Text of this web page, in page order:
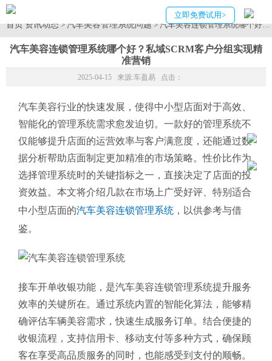
立即免费试用>
首页资讯动态>汽车美容管理系统问题 > 汽车美容连锁管理系统哪个好
汽车美容连锁管理系统哪个好？私域SCRM客户分组实现精
准营销
2025-04-15 来源:车盈易 点击：
汽车美容行业的快速发展，使得中小型店面对于高效、
智能化的管理系统需求愈发迫切。一款好的管理系统不
仅能够提升店面的运营效率与客户满意度，还能通过数
据分析帮助店面制定更加精准的市场策略。性价比作为
选择管理系统时的关键指标之一，直接决定了店面的投
资效益。本文将介绍几款在市场上广受好评、特别适合
中小型店面的汽车美容连锁管理系统 ，以供参考与借
鉴。
接车开单收银功能，是汽车美容连锁管理系统提升服务
效率的关键所在。通过系统内置的智能化算法，能够精
确评估车辆美容需求，快速生成服务订单。结合便捷的
收银流程，支持信用卡、移动支付等多种方式，确保顾
客在享受高品质服务的同时，也能感受到支付的顺畅。